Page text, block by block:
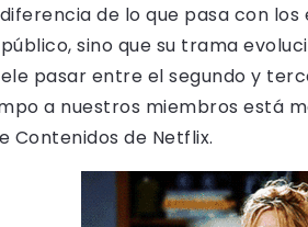
de lo que pasa con
sino que su trama
pasar entre el segundo y
a nuestros miembros está
Contenidos de Netflix.